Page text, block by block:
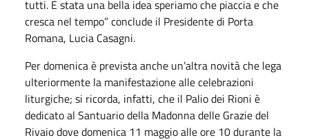
tutti. È stata una bella idea speriamo che piaccia e che
cresca nel tempo” conclude il Presidente di Porta
Romana, Lucia Casagni.
Per domenica è prevista anche un’altra novità che lega
ulteriormente la manifestazione alle celebrazioni
liturgiche; si ricorda, infatti, che il Palio dei Rioni è
dedicato al Santuario della Madonna delle Grazie del
Rivaio dove domenica 11 maggio alle ore 10 durante la